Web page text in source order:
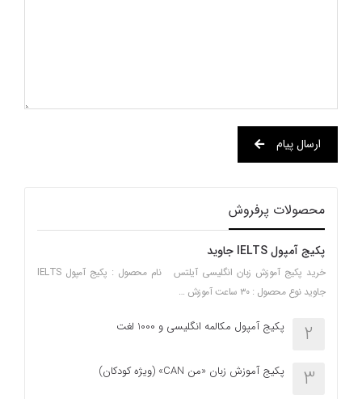
ارسال پیام
محصولات پرفروش
پکیج آمپول IELTS جاوید
خرید پکیج آموزش زبان انگلیسی آیلتس نام محصول : پکیج آمپول IELTS
جاوید نوع محصول : ۳۰ ساعت آموزش …
2 پکیج آمپول مکالمه انگلیسی و 1000 لغت
3 پکیج آموزش زبان «من CAN» (ویژه کودکان)